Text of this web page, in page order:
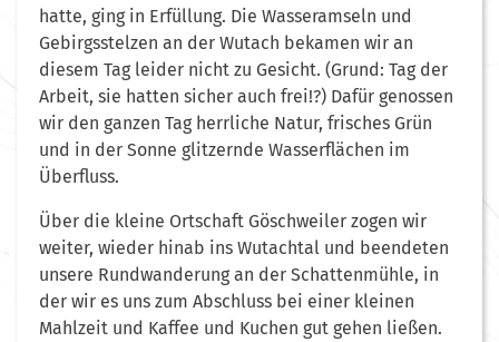
hatte, ging in Erfüllung. Die Wasseramseln und
Gebirgsstelzen an der Wutach bekamen wir an
diesem Tag leider nicht zu Gesicht. (Grund: Tag der
Arbeit, sie hatten sicher auch frei!?) Dafür genossen
wir den ganzen Tag herrliche Natur, frisches Grün
und in der Sonne glitzernde Wasserflächen im
Überfluss.
Über die kleine Ortschaft Göschweiler zogen wir
weiter, wieder hinab ins Wutachtal und beendeten
unsere Rundwanderung an der Schattenmühle, in
der wir es uns zum Abschluss bei einer kleinen
Mahlzeit und Kaffee und Kuchen gut gehen ließen.